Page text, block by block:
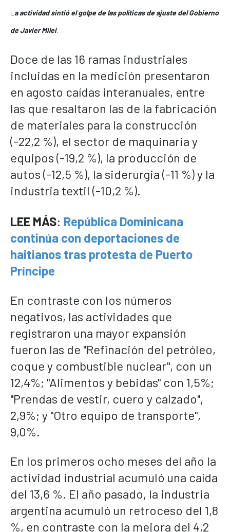
L a actividad sintió el golpe de las políticas de ajuste del Gobierno
de Javier Milei.
Doce de las 16 ramas industriales
incluidas en la medición presentaron
en agosto caídas interanuales, entre
las que resaltaron las de la fabricación
de materiales para la construcción
(-22,2 %), el sector de maquinaria y
equipos (-19,2 %), la producción de
autos (-12,5 %), la siderurgia (-11 %) y la
industria textil (-10,2 %).
LEE MÁS: República Dominicana
continúa con deportaciones de
haitianos tras protesta de Puerto
Príncipe
En contraste con los números
negativos, las actividades que
registraron una mayor expansión
fueron las de "Refinación del petróleo,
coque y combustible nuclear", con un
12,4%; "Alimentos y bebidas" con 1,5%;
"Prendas de vestir, cuero y calzado",
2,9%; y "Otro equipo de transporte",
9,0%.
En los primeros ocho meses del año la
actividad industrial acumuló una caída
del 13,6 %. El año pasado, la industria
argentina acumuló un retroceso del 1,8
%, en contraste con la mejora del 4,2